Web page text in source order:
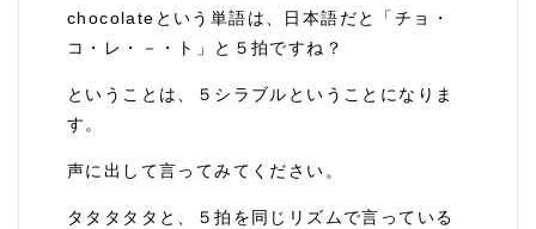
chocolateという単語は、日本語だと「チョ・
コ・レ・－・ト」と５拍ですね？
ということは、５シラブルということになりま
す。
声に出して言ってみてください。
タタタタタと、５拍を同じリズムで言っている